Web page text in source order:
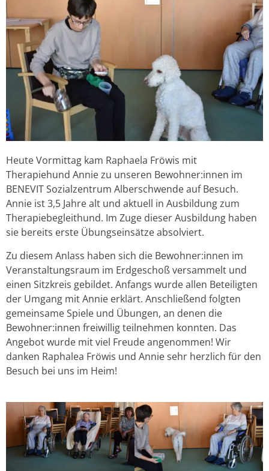
Heute Vormittag kam Raphaela Fröwis mit
Therapiehund Annie zu unseren Bewohner:innen im
BENEVIT Sozialzentrum Alberschwende auf Besuch.
Annie ist 3,5 Jahre alt und aktuell in Ausbildung zum
Therapiebegleithund. Im Zuge dieser Ausbildung haben
sie bereits erste Übungseinsätze absolviert.
Zu diesem Anlass haben sich die Bewohner:innen im
Veranstaltungsraum im Erdgeschoß versammelt und
einen Sitzkreis gebildet. Anfangs wurde allen Beteiligten
der Umgang mit Annie erklärt. Anschließend folgten
gemeinsame Spiele und Übungen, an denen die
Bewohner:innen freiwillig teilnehmen konnten. Das
Angebot wurde mit viel Freude angenommen! Wir
danken Raphalea Fröwis und Annie sehr herzlich für den
Besuch bei uns im Heim!